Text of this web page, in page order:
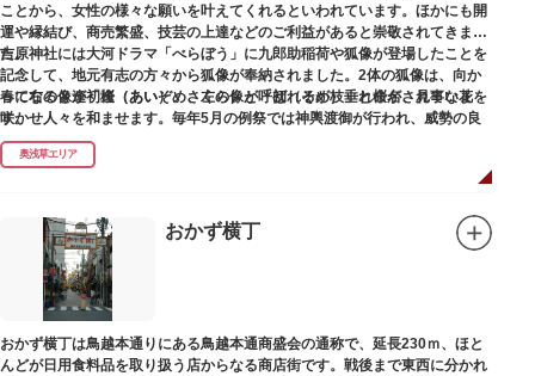
ことから、女性の様々な願いを叶えてくれるといわれています。ほかにも開
運や縁結び、商売繁盛、技芸の上達などのご利益があると崇敬されてきまし
た。
春になると逢初桜（あいぞめさくら）と呼ばれるが枝垂れ桜が、見事な花を
咲かせ人々を和ませます。毎年5月の例祭では神輿渡御が行われ、威勢の良
い掛け声とともに各町は活気にあふれます。
吉原弁財天は浅草名所七福神の一社・弁財天にあたり、七福神に関する授与
吉原神社には大河ドラマ「べらぼう」に九郎助稲荷や狐像が登場したことを
記念して、地元有志の方々から狐像が奉納されました。2体の狐像は、向か
って右の像が「逢（あい）」、左の像が「初（そめ）」と命名されていま
す。
奥浅草エリア
おかず横丁
おかず横丁は鳥越本通りにある鳥越本通商盛会の通称で、延長230ｍ、ほと
んどが日用食料品を取り扱う店からなる商店街です。戦後まで東西に分かれ